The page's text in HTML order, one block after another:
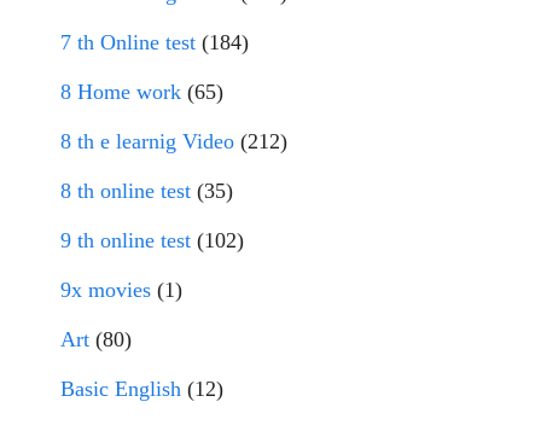
7 th Online test (184)
8 Home work (65)
8 th e learnig Video (212)
8 th online test (35)
9 th online test (102)
9x movies (1)
Art (80)
Basic English (12)